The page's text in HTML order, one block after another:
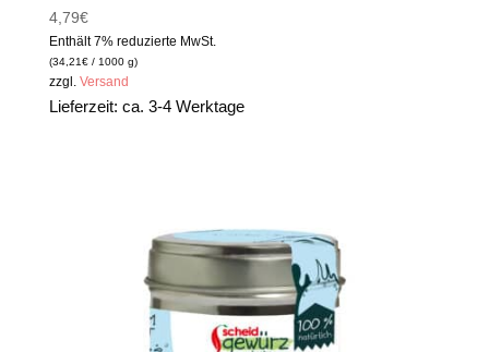
4,79€
Enthält 7% reduzierte MwSt.
(34,21€/ 1000 g)
zzgl. Versand
Lieferzeit: ca. 3-4 Werktage